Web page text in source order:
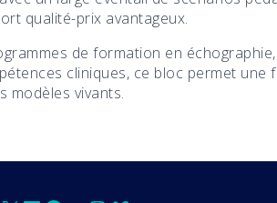
qualité-prix avantageux.
de formation en
cliniques, ce bloc permet une
modèles vivants.